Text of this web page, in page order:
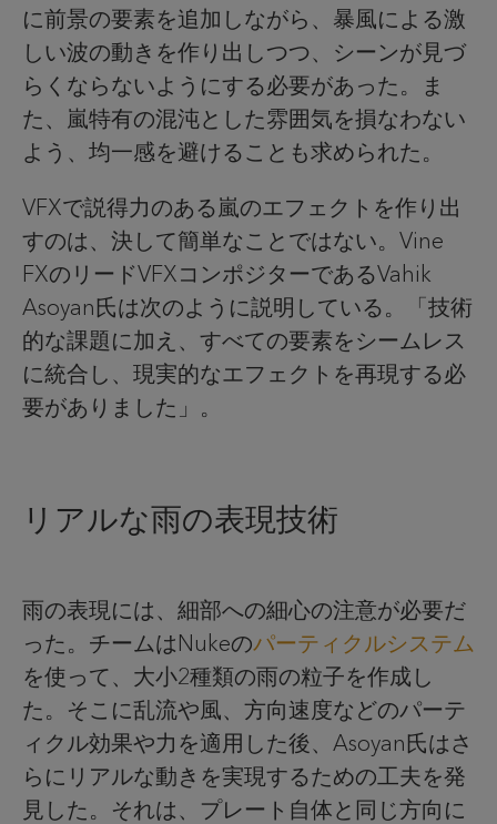
に前景の要素を追加しながら、暴風による激
しい波の動きを作り出しつつ、シーンが見づ
らくならないようにする必要があった。ま
た、嵐特有の混沌とした雰囲気を損なわない
よう、均一感を避けることも求められた。
VFXで説得力のある嵐のエフェクトを作り出
すのは、決して簡単なことではない。Vine
FXのリードVFXコンポジターであるVahik
Asoyan氏は次のように説明している。「技術
的な課題に加え、すべての要素をシームレス
に統合し、現実的なエフェクトを再現する必
要がありました」。
リアルな雨の表現技術
雨の表現には、細部への細心の注意が必要だ
った。チームはNukeのパーティクルシステム
を使って、大小2種類の雨の粒子を作成し
た。そこに乱流や風、方向速度などのパーテ
ィクル効果や力を適用した後、Asoyan氏はさ
らにリアルな動きを実現するための工夫を発
見した。それは、プレート自体と同じ方向に